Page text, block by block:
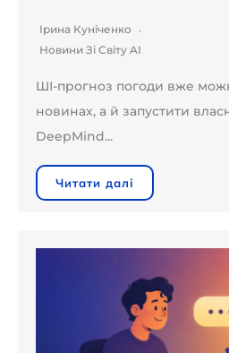
Ірина Куніченко
Новини Зі Світу AI
ШІ-прогноз погоди вже
новинах, а й запустити
DeepMind...
Читати далі